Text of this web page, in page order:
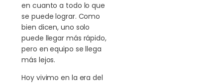
en cuanto a todo lo que
se puede lograr. Como
bien dicen, uno solo
puede llegar más rápido,
pero en equipo se llega
más lejos.
Hoy vivimo en la era del